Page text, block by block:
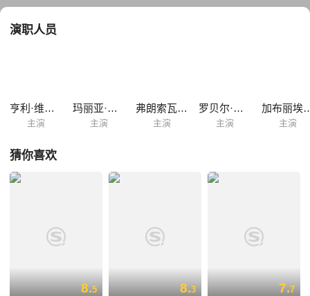
演职人员
亨利·维达尔
主演
玛丽亚·毛班
主演
弗朗索瓦·阿努尔
主演
罗贝尔·达尔邦
主演
加布丽
主演
猜你喜欢
8.5 8.3 7.7